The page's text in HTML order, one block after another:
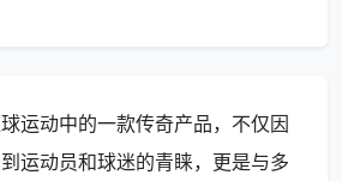
运动中的一款传奇产品，不仅因
运动员和球迷的青睐，更是与多